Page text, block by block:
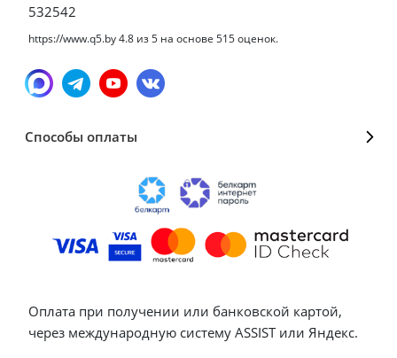
532542
https://www.q5.by4.8 из5 на основе 515оценок.
Способы оплаты
Оплата при получении или банковской картой,
через международную систему ASSIST или Яндекс.